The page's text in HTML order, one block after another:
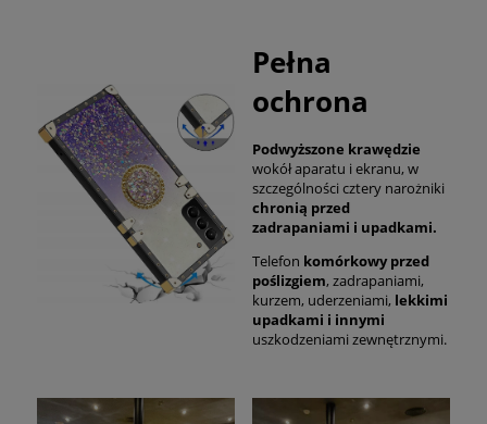
Pełna
ochrona
Podwyższone krawędzie
wokół aparatu i ekranu, w
szczególności cztery narożniki
chronią przed
zadrapaniami i upadkami.
Telefon komórkowy przed
poślizgiem, zadrapaniami,
kurzem, uderzeniami, lekkimi
upadkami i innymi
uszkodzeniami zewnętrznymi.